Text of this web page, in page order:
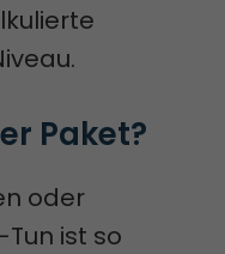
Paket?
oder
Tun ist so